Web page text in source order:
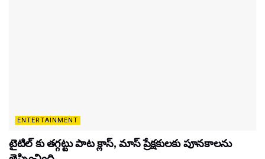
ENTERTAINMENT
టైటిల్‌ కు తగ్గట్టు పాట క్లాస్, మాస్ ప్రేక్షకులకు పూనకాలను